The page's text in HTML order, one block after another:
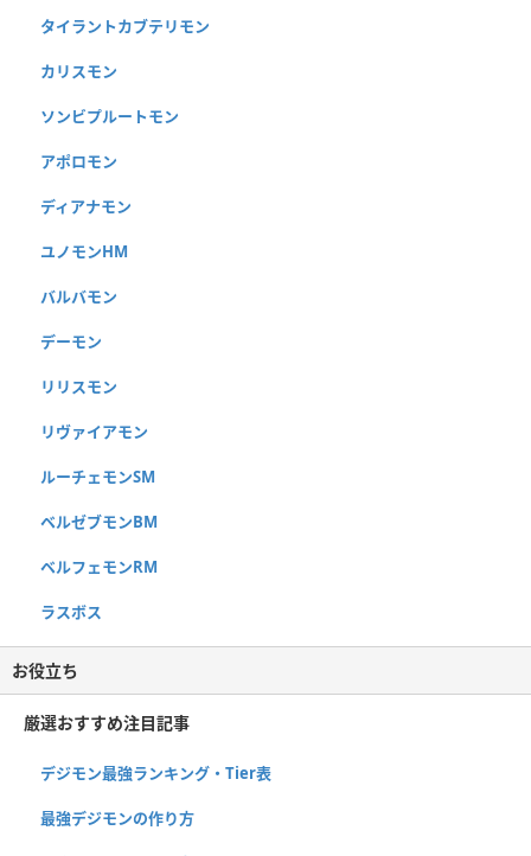
タイラントカブテリモン
カリスモン
ソンビプルートモン
アポロモン
ディアナモン
ユノモンHM
バルバモン
デーモン
リリスモン
リヴァイアモン
ルーチェモンSM
ベルゼブモンBM
ベルフェモンRM
ラスボス
お役立ち
厳選おすすめ注目記事
デジモン最強ランキング・Tier表
最強デジモンの作り方